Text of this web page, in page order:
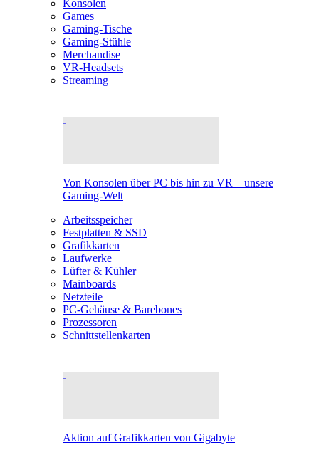
Konsolen
Games
Gaming-Tische
Gaming-Stühle
Merchandise
VR-Headsets
Streaming
Von Konsolen über PC bis hin zu VR – unsere
Gaming-Welt
Arbeitsspeicher
Festplatten & SSD
Grafikkarten
Laufwerke
Lüfter & Kühler
Mainboards
Netzteile
PC-Gehäuse & Barebones
Prozessoren
Schnittstellenkarten
Aktion auf Grafikkarten von Gigabyte